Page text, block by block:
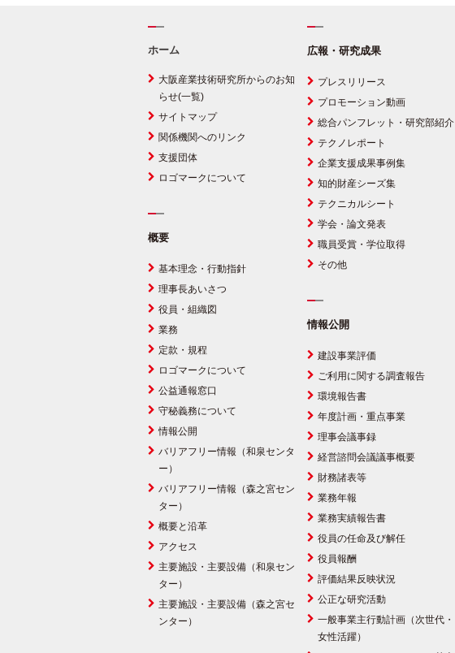
ホーム
大阪産業技術研究所からのお知
らせ(一覧)
サイトマップ
関係機関へのリンク
支援団体
ロゴマークについて
概要
基本理念・行動指針
理事長あいさつ
役員・組織図
業務
定款・規程
ロゴマークについて
公益通報窓口
守秘義務について
情報公開
バリアフリー情報（和泉センタ
ー）
バリアフリー情報（森之宮セン
ター）
概要と沿革
アクセス
主要施設・主要設備（和泉セン
ター）
主要施設・主要設備（森之宮セ
ンター）
広報・研究成果
プレスリリース
プロモーション動画
総合パンフレット・研究部紹介
テクノレポート
企業支援成果事例集
知的財産シーズ集
テクニカルシート
学会・論文発表
職員受賞・学位取得
その他
情報公開
建設事業評価
ご利用に関する調査報告
環境報告書
年度計画・重点事業
理事会議事録
経営諮問会議議事概要
財務諸表等
業務年報
業務実績報告書
役員の任命及び解任
役員報酬
評価結果反映状況
公正な研究活動
一般事業主行動計画（次世代・
女性活躍）